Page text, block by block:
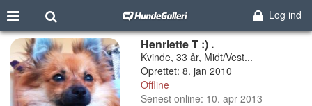
Log ind
Henriette T :) .
Kvinde, 33 år, Midt/Vest...
Oprettet: 8. jan 2010
Offline
Senest online: 10. apr 2013